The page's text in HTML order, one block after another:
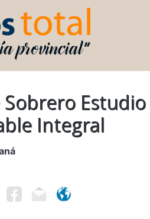
Sobrero Estudio
Integral